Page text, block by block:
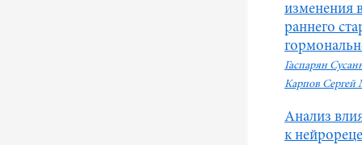
изменения
раннего
Гаспарян
Карпов Сергей
Анализ
к